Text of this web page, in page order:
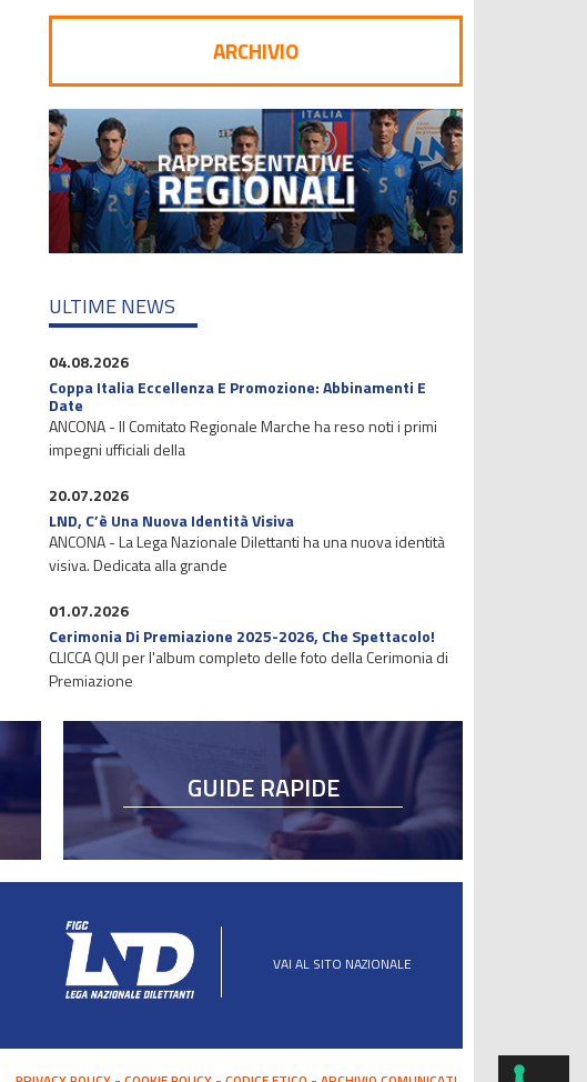
ARCHIVIO
ULTIME NEWS
04.08.2026
Coppa Italia Eccellenza E Promozione: Abbinamenti E
Date
ANCONA - Il Comitato Regionale Marche ha reso noti i primi
impegni ufficiali della
20.07.2026
LND, C’è Una Nuova Identità Visiva
ANCONA - La Lega Nazionale Dilettanti ha una nuova identità
visiva. Dedicata alla grande
01.07.2026
Cerimonia Di Premiazione 2025-2026, Che Spettacolo!
CLICCA QUI per l'album completo delle foto della Cerimonia di
Premiazione
GUIDE RAPIDE
VAI AL SITO NAZIONALE